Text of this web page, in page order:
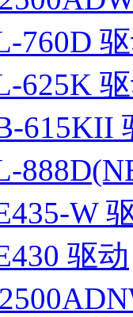
760D
625K
615KII
W
驱动